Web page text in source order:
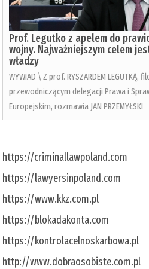
Prof. Legutko z apelem do
wojny. Najważniejszym celem
władzy
WYWIAD \ Z prof. RYSZARDEM
przewodniczącym delegacji Prawa i
Europejskim, rozmawia JAN PRZEMYŁSKI
https://criminallawpoland.com
https://lawyersinpoland.com
https://www.kkz.com.pl
https://blokadakonta.com
https://kontrolacelnoskarbowa.pl
http://www.dobraosobiste.com.pl